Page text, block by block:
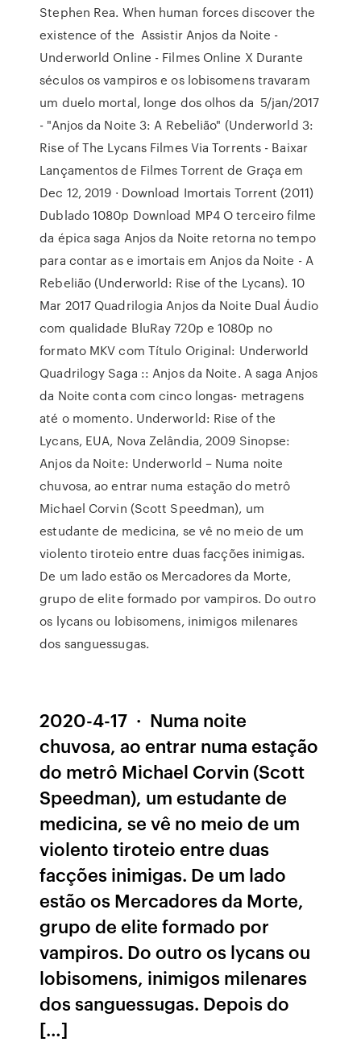
Stephen Rea. When human forces discover the
existence of the Assistir Anjos da Noite -
Underworld Online - Filmes Online X Durante
séculos os vampiros e os lobisomens travaram
um duelo mortal, longe dos olhos da 5/jan/2017
- "Anjos da Noite 3: A Rebelião" (Underworld 3:
Rise of The Lycans Filmes Via Torrents - Baixar
Lançamentos de Filmes Torrent de Graça em
Dec 12, 2019 · Download Imortais Torrent (2011)
Dublado 1080p Download MP4 O terceiro filme
da épica saga Anjos da Noite retorna no tempo
para contar as e imortais em Anjos da Noite - A
Rebelião (Underworld: Rise of the Lycans). 10
Mar 2017 Quadrilogia Anjos da Noite Dual Áudio
com qualidade BluRay 720p e 1080p no
formato MKV com Título Original: Underworld
Quadrilogy Saga :: Anjos da Noite. A saga Anjos
da Noite conta com cinco longas- metragens
até o momento. Underworld: Rise of the
Lycans, EUA, Nova Zelândia, 2009 Sinopse:
Anjos da Noite: Underworld – Numa noite
chuvosa, ao entrar numa estação do metrô
Michael Corvin (Scott Speedman), um
estudante de medicina, se vê no meio de um
violento tiroteio entre duas facções inimigas.
De um lado estão os Mercadores da Morte,
grupo de elite formado por vampiros. Do outro
os lycans ou lobisomens, inimigos milenares
dos sanguessugas.
2020-4-17 · Numa noite
chuvosa, ao entrar numa estação
do metrô Michael Corvin (Scott
Speedman), um estudante de
medicina, se vê no meio de um
violento tiroteio entre duas
facções inimigas. De um lado
estão os Mercadores da Morte,
grupo de elite formado por
vampiros. Do outro os lycans ou
lobisomens, inimigos milenares
dos sanguessugas. Depois do
[…]